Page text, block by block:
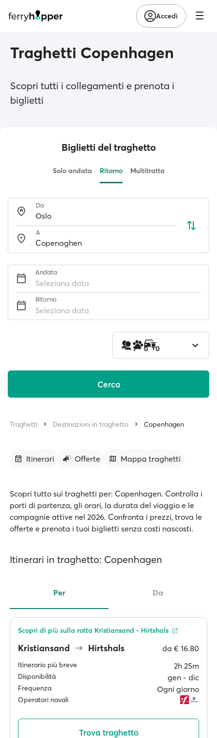
Accedi
Traghetti Copenhagen
Scopri tutti i collegamenti e prenota i
biglietti
Biglietti del traghetto
Solo andata Ritorno Multitratta
Da
A
Andata
Seleziona data
Ritorno
Seleziona data
1 0 0
Cerca
Traghetti Destinazioni in traghetto Copenhagen
Itinerari Offerte Mappa traghetti
Scopri tutto sui traghetti per: Copenhagen. Controlla i
porti di partenza, gli orari, la durata del viaggio e le
compagnie attive nel 2026. Confronta i prezzi, trova le
offerte e prenota i tuoi biglietti senza costi nascosti.
Itinerari in traghetto: Copenhagen
Per Da
Kristiansand Hirtshals da € 16.80
Itinerario più breve 2h 25m
Disponibilità gen ‐ dic
Frequenza Ogni giorno
Operatori navali
Scopri di più sulla rotta Kristiansand - Hirtshals
Trova traghetto